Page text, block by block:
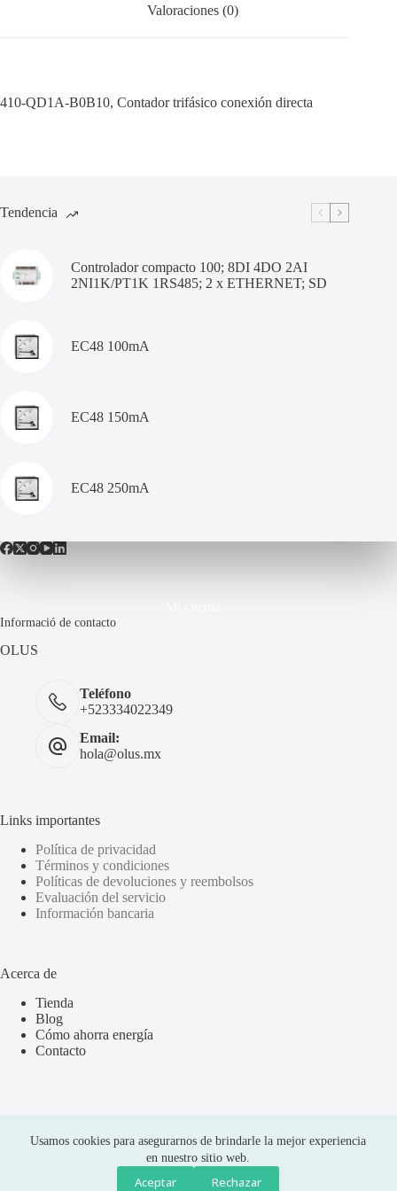
Usamos cookies para asegurarnos de brindarle la mejor experiencia
en nuestro sitio web.
Aceptar Rechazar
Valoraciones (0)
410-QD1A-B0B10, Contador trifásico conexión directa
Tendencia
Controlador compacto 100; 8DI 4DO 2AI
2NI1K/PT1K 1RS485; 2 x ETHERNET; SD
EC48 100mA
EC48 150mA
EC48 250mA
Informació de contacto
OLUS
Teléfono
+523334022349
Email:
hola@olus.mx
Links importantes
Política de privacidad
Términos y condiciones
Políticas de devoluciones y reembolsos
Evaluación del servicio
Información bancaria
Acerca de
Tienda
Blog
Cómo ahorra energía
Contacto